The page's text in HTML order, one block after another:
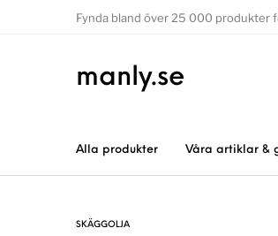
Fynda bland över 25 000 produkter
manly.se
Alla produkter Våra artiklar &
SKÄGGOLJA